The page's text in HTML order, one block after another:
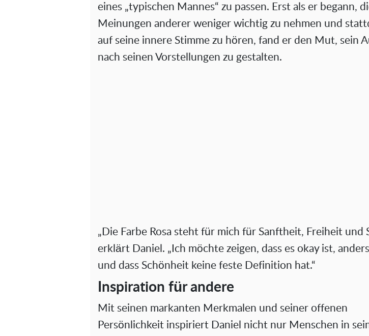
eines „typischen Mannes“ zu passen. Erst als er begann,
Meinungen anderer weniger wichtig zu nehmen und
auf seine innere Stimme zu hören, fand er den Mut, sein
nach seinen Vorstellungen zu gestalten.
„Die Farbe Rosa steht für mich für Sanftheit, Freiheit und
erklärt Daniel. „Ich möchte zeigen, dass es okay ist,
und dass Schönheit keine feste Definition hat.“
Inspiration für andere
Mit seinen markanten Merkmalen und seiner offenen
Persönlichkeit inspiriert Daniel nicht nur Menschen in